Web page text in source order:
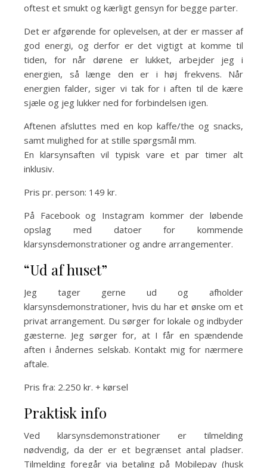
oftest et smukt og kærligt gensyn for begge parter.
Det er afgørende for oplevelsen, at der er masser af
god energi, og derfor er det vigtigt at komme til
tiden, for når dørene er lukket, arbejder jeg i
energien, så længe den er i høj frekvens. Når
energien falder, siger vi tak for i aften til de kære
sjæle og jeg lukker ned for forbindelsen igen.
Aftenen afsluttes med en kop kaffe/the og snacks,
samt mulighed for at stille spørgsmål mm.
En klarsynsaften vil typisk vare et par timer alt
inklusiv.
Pris pr. person: 149 kr.
På Facebook og Instagram kommer der løbende
opslag med datoer for kommende
klarsynsdemonstrationer og andre arrangementer.
“Ud af huset”
Jeg tager gerne ud og afholder
klarsynsdemonstrationer, hvis du har et ønske om et
privat arrangement. Du sørger for lokale og indbyder
gæsterne. Jeg sørger for, at I får en spændende
aften i åndernes selskab. Kontakt mig for nærmere
aftale.
Pris fra: 2.250 kr. + kørsel
Praktisk info
Ved klarsynsdemonstrationer er tilmelding
nødvendig, da der er et begrænset antal pladser.
Tilmelding foregår via betaling på Mobilepay (husk